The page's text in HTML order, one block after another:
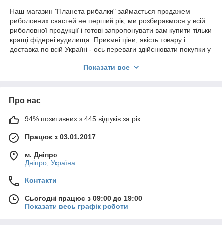
Наш магазин "Планета рибалки" займається продажем
риболовних снастей не перший рік, ми розбираємося у всій
риболовної продукції і готові запропонувати вам купити тільки
кращі фідерні вудилища. Приємні ціни, якість товару і
доставка по всій Україні - ось переваги здійснювати покупки у
Рибальські снасті недорого від виробника в нашому каталозі.
Показати все
Про нас
94% позитивних з 445 відгуків за рік
Працює з 03.01.2017
м. Дніпро
Дніпро, Україна
Контакти
Сьогодні працює з 09:00 до 19:00
Показати весь графік роботи